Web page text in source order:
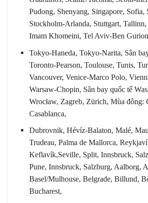
Pudong, Shenyang, Singapore, Sofia,
Stockholm-Arlanda, Stuttgart, Tallinn,
Imam Khomeini, Tel Aviv-Ben
Tokyo-Haneda, Tokyo-Narita, Sân
Toronto-Pearson, Toulouse, Tunis,
Vancouver, Venice-Marco Polo,
Warsaw-Chopin, Sân bay quốc tế
Wrocław, Zagreb, Zürich, Mùa đông:
Casablanca,
Dubrovnik, Hévíz-Balaton, Malé,
Trudeau, Palma de Mallorca,
Keflavík,Seville, Split, Innsbruck,
Pune, Innsbruck, Salzburg, Aalborg,
Basel/Mulhouse, Belgrade, Billund,
Bucharest,